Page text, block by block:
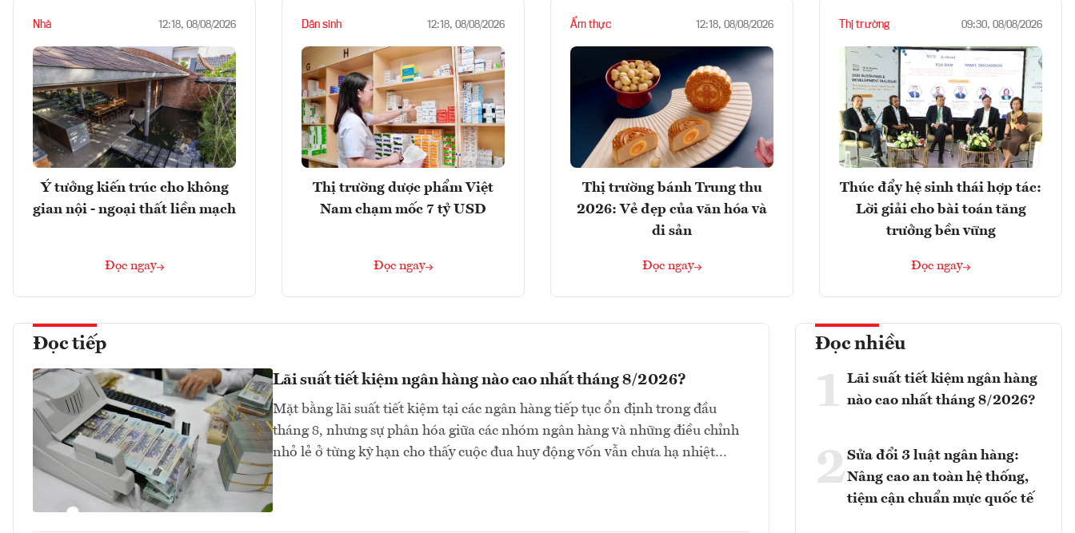
Nhà 12:18, 08/08/2026
Ý tưởng kiến trúc cho không
gian nội - ngoại thất liền mạch
Đọc ngay
Dân sinh 12:18, 08/08/2026
Thị trường dược phẩm Việt
Nam chạm mốc 7 tỷ USD
Đọc ngay
Ẩm thực 12:18, 08/08/2026
Thị trường bánh Trung thu
2026: Vẻ đẹp của văn hóa và
di sản
Đọc ngay
Thị trường 09:30, 08/08/2026
Thúc đẩy hệ sinh thái hợp tác:
Lời giải cho bài toán tăng
trưởng bền vững
Đọc ngay
Đọc tiếp
Lãi suất tiết kiệm ngân hàng nào cao nhất tháng 8/2026?
Mặt bằng lãi suất tiết kiệm tại các ngân hàng tiếp tục ổn định trong đầu
tháng 8, nhưng sự phân hóa giữa các nhóm ngân hàng và những điều chỉnh
nhỏ lẻ ở từng kỳ hạn cho thấy cuộc đua huy động vốn vẫn chưa hạ nhiệt…
Đọc nhiều
1 Lãi suất tiết kiệm ngân hàng
nào cao nhất tháng 8/2026?
2Sửa đổi 3 luật ngân hàng:
Nâng cao an toàn hệ thống,
tiệm cận chuẩn mực quốc tế